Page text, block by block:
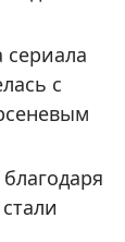
сериала
с